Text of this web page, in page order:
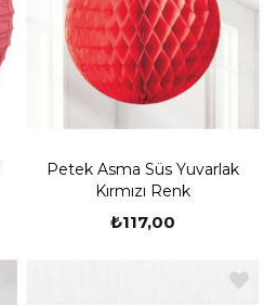
Petek Asma Süs Yuvarlak
Kırmızı Renk
₺117,00